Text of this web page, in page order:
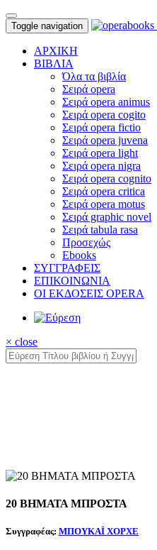
Toggle navigation
ΑΡΧΙΚΗ
ΒΙΒΛΙΑ
Όλα τα βιβλία
Σειρά opera
Σειρά opera animus
Σειρά opera cogito
Σειρά opera fictio
Σειρά opera juvena
Σειρά opera light
Σειρά opera nigra
Σειρά opera cognito
Σειρά opera critica
Σειρά opera motus
Σειρά graphic novel
Σειρά tabula rasa
Προσεχώς
Ebooks
ΣΥΓΓΡΑΦΕΙΣ
ΕΠΙΚΟΙΝΩΝΙΑ
ΟΙ ΕΚΔΟΣΕΙΣ OPERA
× close
20 ΒΗΜΑΤΑ ΜΠΡΟΣΤΑ
Συγγραφέας: ΜΠΟΥΚΑΪ ΧΟΡΧΕ